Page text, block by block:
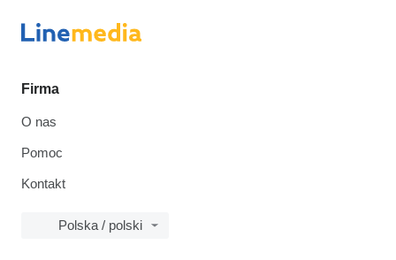
Firma
O nas
Pomoc
Kontakt
Polska / polski